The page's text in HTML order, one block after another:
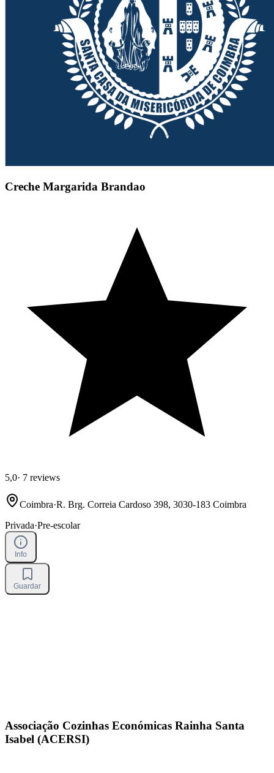
Creche Margarida Brandao
5,0· 7 reviews
Coimbra·R. Brg. Correia Cardoso 398, 3030-183 Coimbra
Privada·Pre-escolar
Info
Guardar
Associação Cozinhas Económicas Rainha Santa
Isabel (ACERSI)